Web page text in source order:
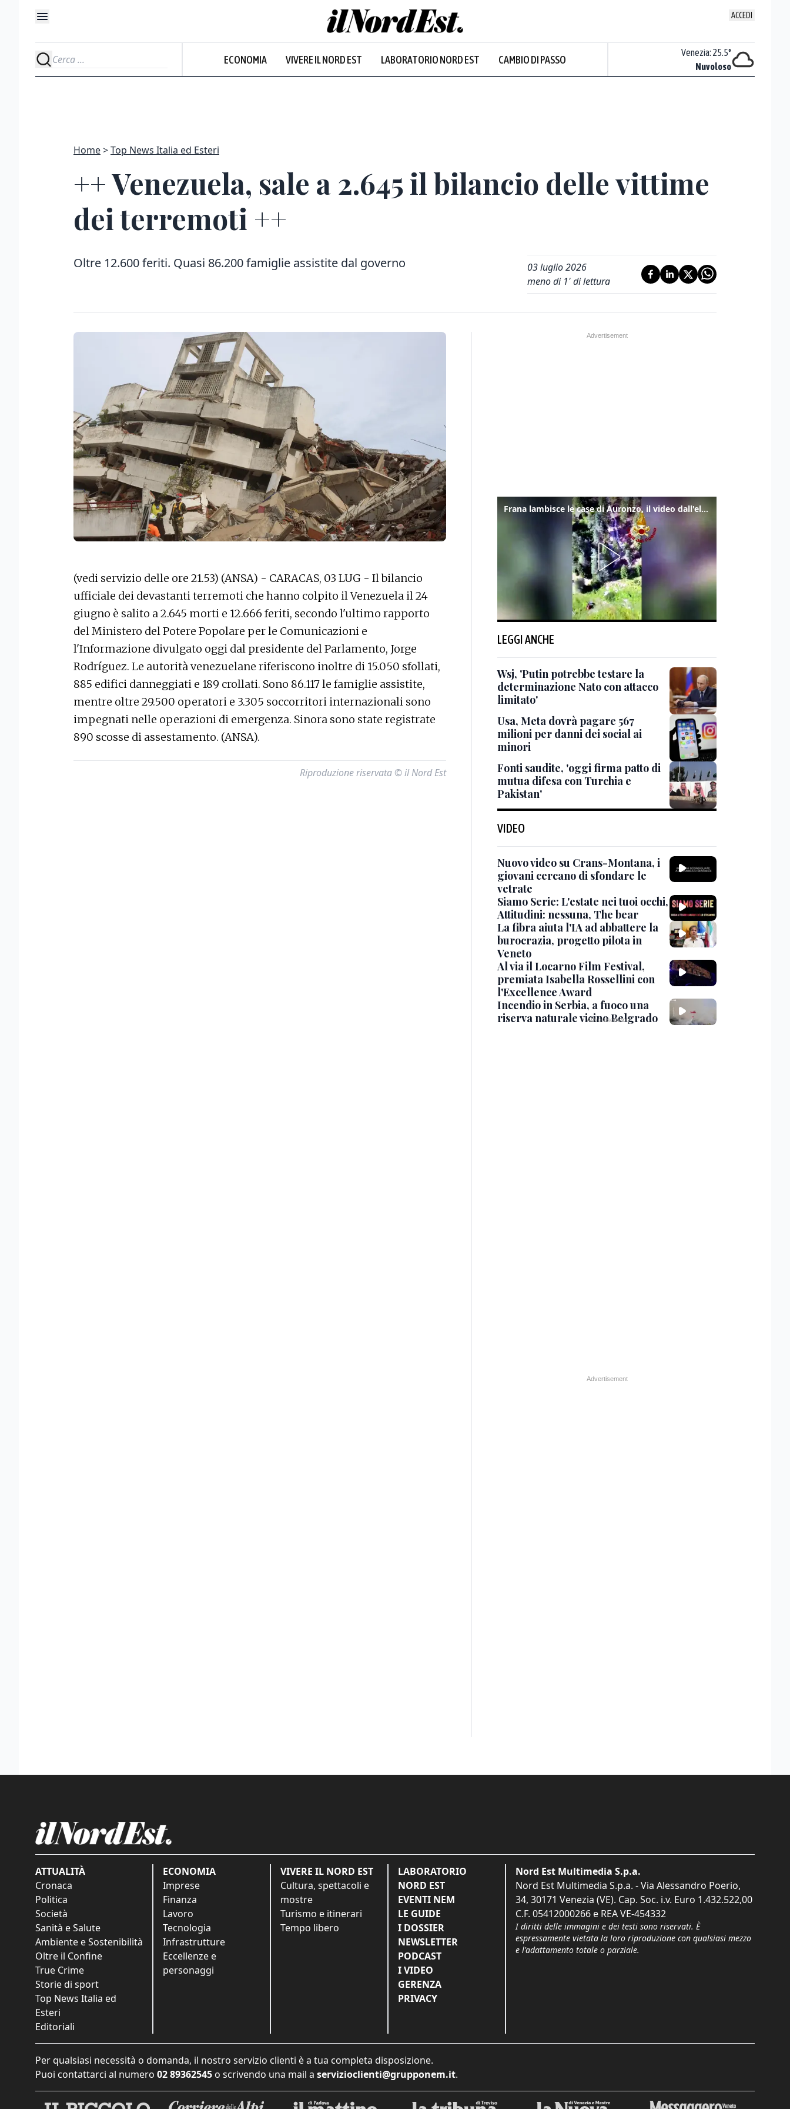
ACCEDI
ECONOMIA VIVERE IL NORD EST LABORATORIO NORD EST CAMBIO DI PASSO
Nuvoloso
Venezia: 25.5°
Nuvoloso
Home Top News Italia ed Esteri
++ Venezuela, sale a 2.645 il bilancio delle vittime
dei terremoti ++
Oltre 12.600 feriti. Quasi 86.200 famiglie assistite dal governo
03 luglio 2026
meno di 1' di lettura
(vedi servizio delle ore 21.53) (ANSA) - CARACAS, 03 LUG - Il bilancio
ufficiale dei devastanti terremoti che hanno colpito il Venezuela il 24
giugno è salito a 2.645 morti e 12.666 feriti, secondo l'ultimo rapporto
del Ministero del Potere Popolare per le Comunicazioni e
l'Informazione divulgato oggi dal presidente del Parlamento, Jorge
Rodríguez. Le autorità venezuelane riferiscono inoltre di 15.050 sfollati,
885 edifici danneggiati e 189 crollati. Sono 86.117 le famiglie assistite,
mentre oltre 29.500 operatori e 3.305 soccorritori internazionali sono
impegnati nelle operazioni di emergenza. Sinora sono state registrate
890 scosse di assestamento. (ANSA).
Riproduzione riservata © il Nord Est
Frana lambisce le case di Auronzo, il video dall'elicottero dei vigili del fuoco
LEGGI ANCHE
Wsj, 'Putin potrebbe testare la
determinazione Nato con attacco
limitato'
Usa, Meta dovrà pagare 567
milioni per danni dei social ai
minori
Fonti saudite, 'oggi firma patto di
mutua difesa con Turchia e
Pakistan'
VIDEO
Nuovo video su Crans-Montana, i
giovani cercano di sfondare le
vetrate
Siamo Serie: L'estate nei tuoi occhi,
Attitudini: nessuna, The bear
La fibra aiuta l'IA ad abbattere la
burocrazia, progetto pilota in
Veneto
Al via il Locarno Film Festival,
premiata Isabella Rossellini con
l'Excellence Award
Incendio in Serbia, a fuoco una
riserva naturale vicino Belgrado
ATTUALITÀ
Cronaca
Politica
Società
Sanità e Salute
Ambiente e Sostenibilità
Oltre il Confine
True Crime
Storie di sport
Top News Italia ed
Esteri
Editoriali
ECONOMIA
Imprese
Finanza
Lavoro
Tecnologia
Infrastrutture
Eccellenze e
personaggi
VIVERE IL NORD EST
Cultura, spettacoli e
mostre
Turismo e itinerari
Tempo libero
LABORATORIO
NORD EST
EVENTI NEM
LE GUIDE
I DOSSIER
NEWSLETTER
PODCAST
I VIDEO
GERENZA
PRIVACY
Nord Est Multimedia S.p.a.
Nord Est Multimedia S.p.a. - Via Alessandro Poerio,
34, 30171 Venezia (VE). Cap. Soc. i.v. Euro 1.432.522,00
C.F. 05412000266 e REA VE-454332
I diritti delle immagini e dei testi sono riservati. È
espressamente vietata la loro riproduzione con qualsiasi mezzo
e l'adattamento totale o parziale.
Per qualsiasi necessità o domanda, il nostro servizio clienti è a tua completa disposizione.
Puoi contattarci al numero 02 89362545 o scrivendo una mail a servizioclienti@grupponem.it.